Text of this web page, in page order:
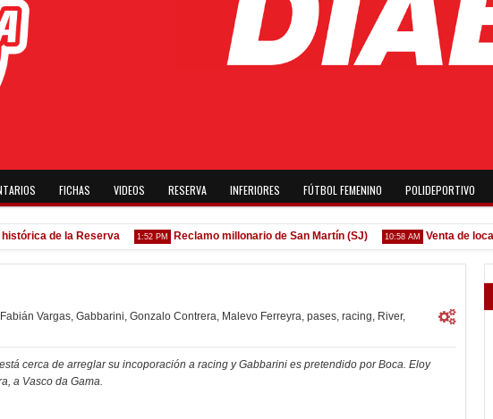
FICHAS VIDEOS RESERVA INFERIORES FÚTBOL FEMENINO POLIDEPORTIVO
de la Reserva 1:52 PM Reclamo millonario de San Martín (SJ) 10:58 AM Venta de
Fabián Vargas, Gabbarini, Gonzalo Contrera, Malevo Ferreyra, pases, racing, River,
cerca de arreglar su incoporación a racing y Gabbarini es pretendido por Boca. Eloy
a Vasco da Gama.